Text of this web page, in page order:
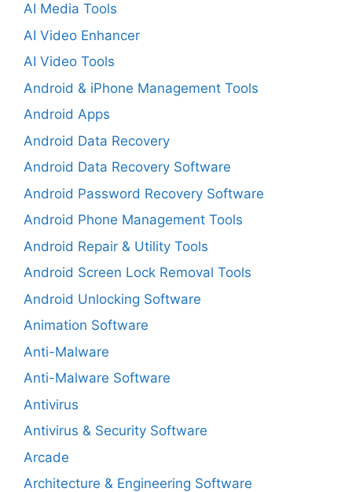
AI Media Tools
AI Video Enhancer
AI Video Tools
Android & iPhone Management Tools
Android Apps
Android Data Recovery
Android Data Recovery Software
Android Password Recovery Software
Android Phone Management Tools
Android Repair & Utility Tools
Android Screen Lock Removal Tools
Android Unlocking Software
Animation Software
Anti-Malware
Anti-Malware Software
Antivirus
Antivirus & Security Software
Arcade
Architecture & Engineering Software